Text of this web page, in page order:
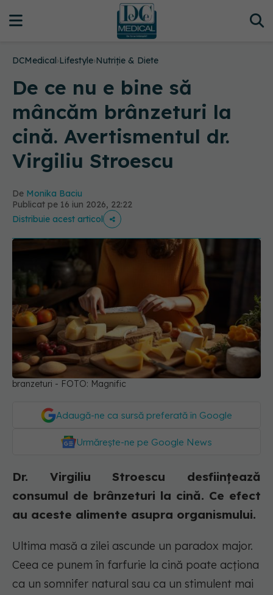
DCMedical›Lifestyle›Nutriție & Diete
De ce nu e bine să
mâncăm brânzeturi la
cină. Avertismentul dr.
Virgiliu Stroescu
De Monika Baciu
Publicat pe 16 iun 2026, 22:22
Distribuie acest articol
branzeturi - FOTO: Magnific
Adaugă-ne ca sursă preferată în Google
Urmărește-ne pe Google News
Dr. Virgiliu Stroescu desființează
consumul de brânzeturi la cină. Ce efect
au aceste alimente asupra organismului.
Ultima masă a zilei ascunde un paradox major.
Ceea ce punem în farfurie la cină poate acționa
ca un somnifer natural sau ca un stimulent mai